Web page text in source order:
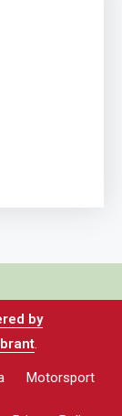
by
Motorsport